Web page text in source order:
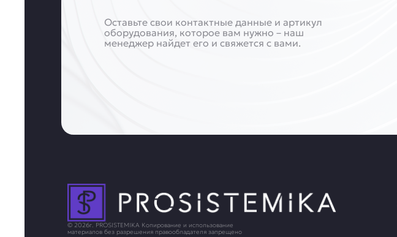
Оставьте свои контактные данные и артикул
оборудования, которое вам нужно – наш
менеджер найдет его и свяжется с вами.
© 2026г. PROSISTEMIKA Копирование и использование
материалов без разрешения правообладателя запрещено